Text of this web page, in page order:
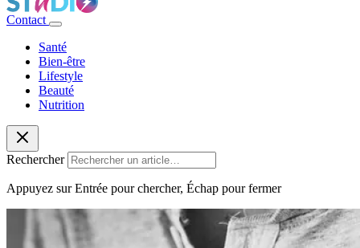
Contact
Santé
Bien-être
Lifestyle
Beauté
Nutrition
Rechercher
Appuyez sur Entrée pour chercher, Échap pour fermer